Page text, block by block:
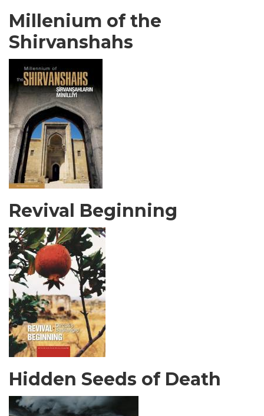
Millenium of the
Shirvanshahs
Revival Beginning
Hidden Seeds of Death